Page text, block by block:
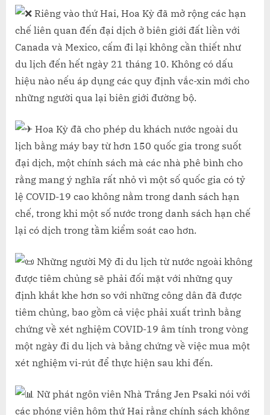
Riêng vào thứ Hai, Hoa Kỳ đã mở rộng các hạn
chế liên quan đến đại dịch ở biên giới đất liền với
Canada và Mexico, cấm đi lại không cần thiết như
du lịch đến hết ngày 21 tháng 10. Không có dấu
hiệu nào nếu áp dụng các quy định vắc-xin mới cho
những người qua lại biên giới đường bộ.
Hoa Kỳ đã cho phép du khách nước ngoài du
lịch bằng máy bay từ hơn 150 quốc gia trong suốt
đại dịch, một chính sách mà các nhà phê bình cho
rằng mang ý nghĩa rất nhỏ vì một số quốc gia có tỷ
lệ COVID-19 cao không nằm trong danh sách hạn
chế, trong khi một số nước trong danh sách hạn chế
lại có dịch trong tầm kiểm soát cao hơn.
Những người Mỹ đi du lịch từ nước ngoài không
được tiêm chủng sẽ phải đối mặt với những quy
định khắt khe hơn so với những công dân đã được
tiêm chủng, bao gồm cả việc phải xuất trình bằng
chứng về xét nghiệm COVID-19 âm tính trong vòng
một ngày đi du lịch và bằng chứng về việc mua một
xét nghiệm vi-rút để thực hiện sau khi đến.
Nữ phát ngôn viên Nhà Trắng Jen Psaki nói với
các phóng viên hôm thứ Hai rằng chính sách không